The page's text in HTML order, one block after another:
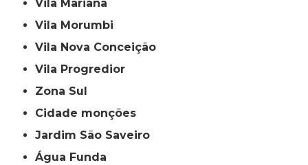
Vila Mariana
Vila Morumbi
Vila Nova Conceição
Vila Progredior
Zona Sul
cidade monções
jardim São Saveiro
Água Funda